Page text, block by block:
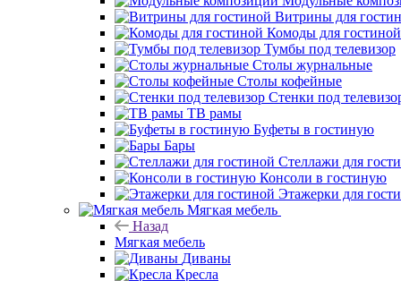
Витрины для
Комоды для гостиной
Тумбы под телевизор
Столы журнальные
Столы кофейные
Стенки под
ТВ рамы
Буфеты в гостиную
Бары
Стеллажи для
Консоли в гостиную
Этажерки для
Мягкая мебель
Назад
Мягкая мебель
Диваны
Кресла